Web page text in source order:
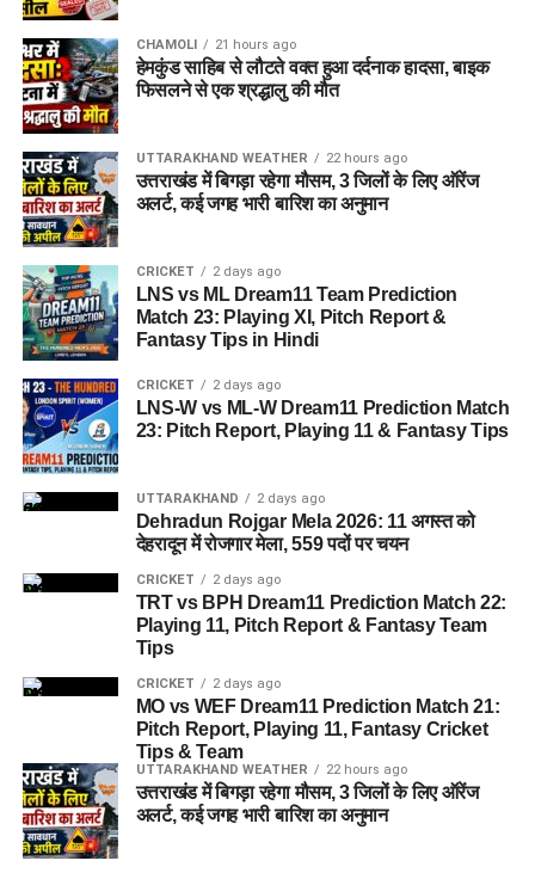
CHAMOLI 21 hours ago
हेमकुंड साहिब से लौटते वक्त हुआ दर्दनाक हादसा, बाइक
फिसलने से एक श्रद्धालु की मौत
UTTARAKHAND WEATHER 22 hours ago
उत्तराखंड में बिगड़ा रहेगा मौसम, 3 जिलों के लिए ऑरेंज
अलर्ट, कई जगह भारी बारिश का अनुमान
CRICKET 2 days ago
LNS vs ML Dream11 Team Prediction
Match 23: Playing XI, Pitch Report &
Fantasy Tips in Hindi
CRICKET 2 days ago
LNS-W vs ML-W Dream11 Prediction Match
23: Pitch Report, Playing 11 & Fantasy Tips
UTTARAKHAND 2 days ago
Dehradun Rojgar Mela 2026: 11 अगस्त को
देहरादून में रोजगार मेला, 559 पदों पर चयन
CRICKET 2 days ago
TRT vs BPH Dream11 Prediction Match 22:
Playing 11, Pitch Report & Fantasy Team
Tips
CRICKET 2 days ago
MO vs WEF Dream11 Prediction Match 21:
Pitch Report, Playing 11, Fantasy Cricket
Tips & Team
UTTARAKHAND WEATHER 22 hours ago
उत्तराखंड में बिगड़ा रहेगा मौसम, 3 जिलों के लिए ऑरेंज
अलर्ट, कई जगह भारी बारिश का अनुमान